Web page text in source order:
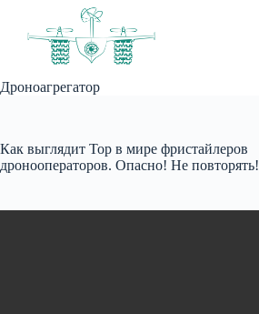
Дроноагрегатор
Как выглядит Тор в мире фристайлеров
дронооператоров. Опасно! Не повторять!